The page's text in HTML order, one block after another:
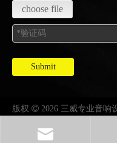
choose file
Submit
版权  2026 三威专业音响